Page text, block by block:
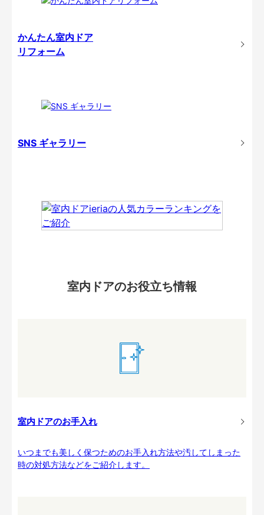
かんたん室内ドア
リフォーム
SNS ギャラリー
室内ドアのお役立ち情報
室内ドアのお手入れ
いつまでも美しく保つためのお手入れ方法や汚してしまった
時の対処方法などをご紹介します。